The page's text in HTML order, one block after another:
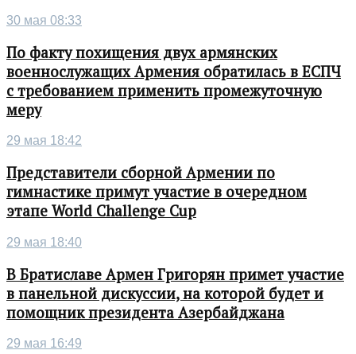
30 мая 08:33
По факту похищения двух армянских
военнослужащих Армения обратилась в ЕСПЧ
с требованием применить промежуточную
меру
29 мая 18:42
Представители сборной Армении по
гимнастике примут участие в очередном
этапе World Challenge Cup
29 мая 18:40
В Братиславе Армен Григорян примет участие
в панельной дискуссии, на которой будет и
помощник президента Азербайджана
29 мая 16:49